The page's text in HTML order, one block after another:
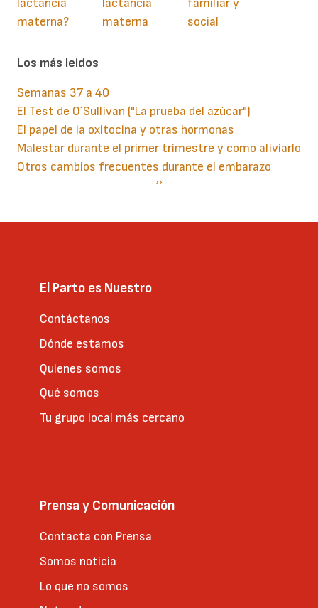
lactancia
materna?
lactancia
materna
familiar y
social
Los más leidos
Semanas 37 a 40
El Test de O´Sullivan ("La prueba del azúcar")
El papel de la oxitocina y otras hormonas
Malestar durante el primer trimestre y como aliviarlo
Otros cambios frecuentes durante el embarazo
Siguiente
››
El Parto es Nuestro
Contáctanos
Dónde estamos
Quienes somos
Qué somos
Tu grupo local más cercano
Prensa y Comunicación
Contacta con Prensa
Somos noticia
Lo que no somos